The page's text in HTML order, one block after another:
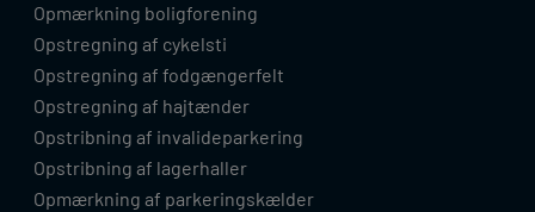
Opmærkning boligforening
Opstregning af cykelsti
Opstregning af fodgængerfelt
Opstregning af hajtænder
Opstribning af invalideparkering
Opstribning af lagerhaller
Opmærkning af parkeringskælder